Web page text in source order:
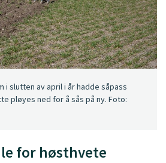
i slutten av april i år hadde såpass
pløyes ned for å sås på ny. Foto:
for høsthvete